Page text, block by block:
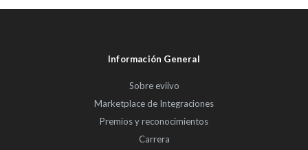
Información General
Sobre eviivo
Marketplace de Integraciones
Premios y reconocimientos
Carrera